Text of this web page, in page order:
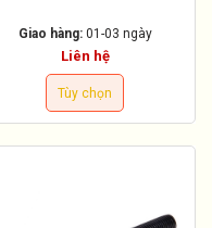
Giao hàng: 01-03 ngày
Liên hệ
Tùy chọn